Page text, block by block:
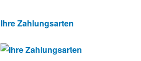
Ihre Zahlungsarten